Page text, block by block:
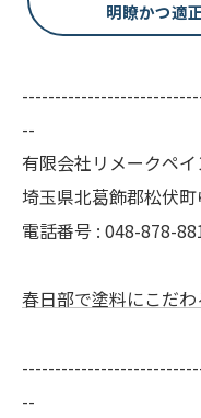
明瞭かつ適
--
有限会社リメークペイ
埼玉県北葛飾郡松伏
電話番号 : 048-878-
春日部で塗料にこだ
--